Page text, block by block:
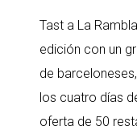
Tast a La
edición con un
de
los cuatro días
oferta de 50